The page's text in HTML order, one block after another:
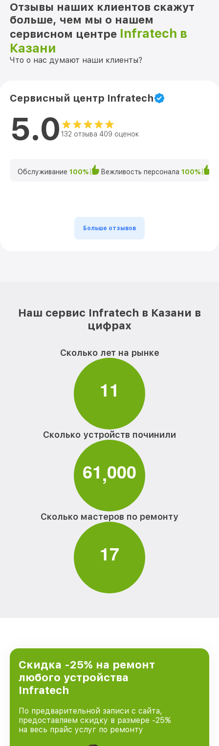
Отзывы наших клиентов скажут
больше, чем мы о нашем
сервисном центре Infratech в
Казани
Что о нас думают наши клиенты?
Сервисный центр Infratech
5.0 132 отзыва 409 оценок
Обслуживание 100% Вежливость персонала 100%
Больше отзывов
Наш сервис Infratech в Казани в
цифрах
Сколько лет на рынке
11
Сколько устройств починили
61,000
Сколько мастеров по ремонту
17
Скидка -25% на ремонт
любого устройства
Infratech
По предварительной записи с сайта,
предоставляем скидку в размере -25%
на весь прайс услуг по ремонту